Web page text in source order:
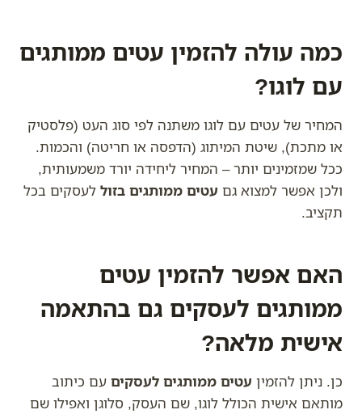
כמה עולה להזמין עטים ממותגים
עם לוגו?
המחיר של עטים עם לוגו משתנה לפי סוג העט (פלסטיק
או מתכת), שיטת המיתוג (הדפסה או חריטה) והכמות.
ככל שמזמינים יותר – המחיר ליחידה יורד משמעותית,
ולכן אפשר למצוא גם עטים ממותגים בזול לעסקים בכל
תקציב.
האם אפשר להזמין עטים
ממותגים לעסקים גם בהתאמה
אישית מלאה?
כן. ניתן להזמין עטים ממותגים לעסקים עם כיתוב
מותאם אישית הכולל לוגו, שם העסק, סלוגן ואפילו שם